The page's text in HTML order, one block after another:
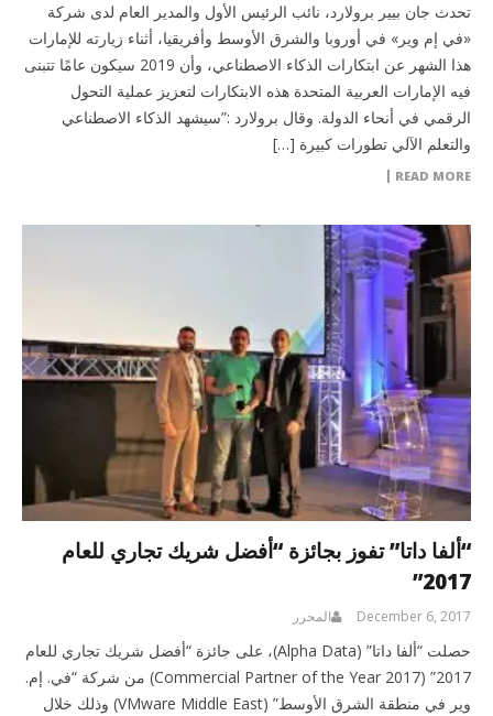
تحدث جان بيير برولارد، نائب الرئيس الأول والمدير العام لدى شركة
«في إم وير» في أوروبا والشرق الأوسط وأفريقيا، أثناء زيارته للإمارات
هذا الشهر عن ابتكارات الذكاء الاصطناعي، وأن 2019 سيكون عامًا تتبنى
فيه الإمارات العربية المتحدة هذه الابتكارات لتعزيز عملية التحول
الرقمي في أنحاء الدولة. وقال برولارد :”سيشهد الذكاء الاصطناعي
والتعلم الآلي تطورات كبيرة […]
READ MORE
“ألفا داتا” تفوز بجائزة “أفضل شريك تجاري للعام
2017”
December 6, 2017 المحرر
حصلت “ألفا داتا” (Alpha Data)، على جائزة “أفضل شريك تجاري للعام
2017” (Commercial Partner of the Year 2017) من شركة “في. إم.
وير في منطقة الشرق الأوسط” (VMware Middle East) وذلك خلال